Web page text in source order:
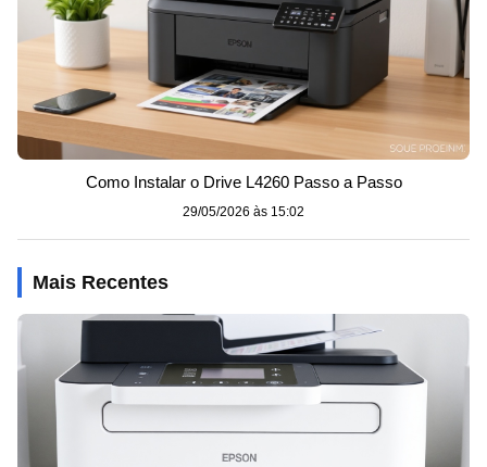
Como Instalar o Drive L4260 Passo a Passo
29/05/2026 às 15:02
Mais Recentes